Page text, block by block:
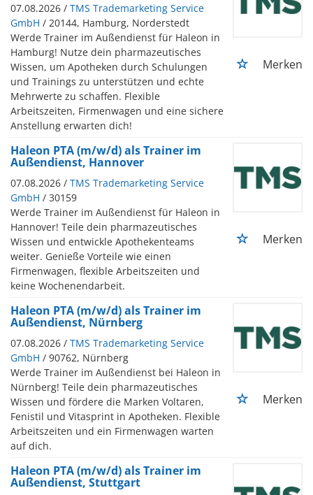
07.08.2026 / TMS Trademarketing Service
GmbH / 20144, Hamburg, Norderstedt
Werde Trainer im Außendienst für Haleon in
Hamburg! Nutze dein pharmazeutisches
Wissen, um Apotheken durch Schulungen
und Trainings zu unterstützen und echte
Mehrwerte zu schaffen. Flexible
Arbeitszeiten, Firmenwagen und eine sichere
Anstellung erwarten dich!
Merken
Haleon PTA (m/w/d) als Trainer im
Außendienst, Hannover
07.08.2026 / TMS Trademarketing Service
GmbH / 30159
Werde Trainer im Außendienst für Haleon in
Hannover! Teile dein pharmazeutisches
Wissen und entwickle Apothekenteams
weiter. Genieße Vorteile wie einen
Firmenwagen, flexible Arbeitszeiten und
keine Wochenendarbeit.
Merken
Haleon PTA (m/w/d) als Trainer im
Außendienst, Nürnberg
07.08.2026 / TMS Trademarketing Service
GmbH / 90762, Nürnberg
Werde Trainer im Außendienst bei Haleon in
Nürnberg! Teile dein pharmazeutisches
Wissen und fördere die Marken Voltaren,
Fenistil und Vitasprint in Apotheken. Flexible
Arbeitszeiten und ein Firmenwagen warten
auf dich.
Merken
Haleon PTA (m/w/d) als Trainer im
Außendienst, Stuttgart